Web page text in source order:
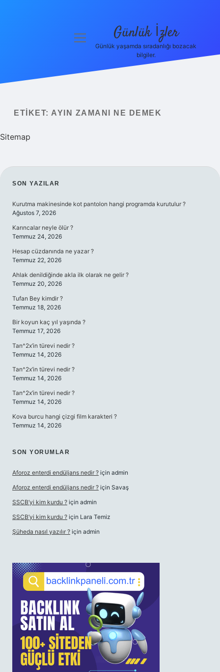
menüyü
Günlük İzler
Günlük yaşamda sıradanlığı bozacak
bilgiler.
ETIKET: AYIN ZAMANI NE DEMEK
Sitemap
SIDEBAR
SON YAZILAR
Kurutma makinesinde kot pantolon hangi programda kurutulur ?
Ağustos 7, 2026
Karıncalar neyle ölür ?
Temmuz 24, 2026
Hesap cüzdanında ne yazar ?
Temmuz 22, 2026
Ahlak denildiğinde akla ilk olarak ne gelir ?
Temmuz 20, 2026
Tufan Bey kimdir ?
Temmuz 18, 2026
Bir koyun kaç yıl yaşında ?
Temmuz 17, 2026
Tan^2x’in türevi nedir ?
Temmuz 14, 2026
Tan^2x’in türevi nedir ?
Temmuz 14, 2026
Tan^2x’in türevi nedir ?
Temmuz 14, 2026
Kova burcu hangi çizgi film karakteri ?
Temmuz 14, 2026
SON YORUMLAR
Aforoz enterdi endüljans nedir ? için admin
Aforoz enterdi endüljans nedir ? için Savaş
SSCB’yi kim kurdu ? için admin
SSCB’yi kim kurdu ? için Lara Temiz
Şüheda nasıl yazılır ? için admin